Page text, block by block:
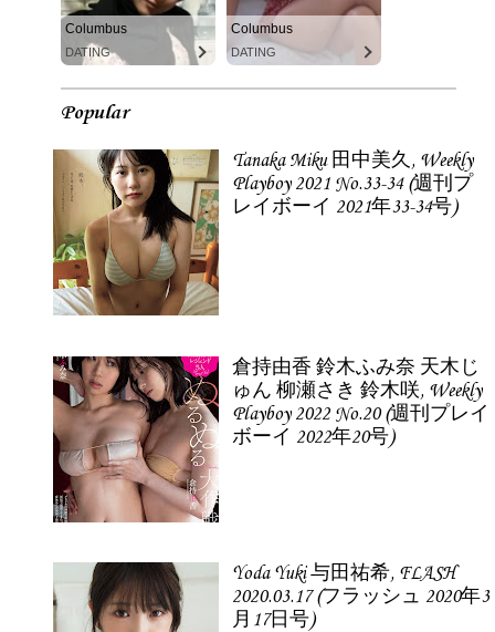
Columbus
DATING
Columbus
DATING
Popular
Tanaka Miku 田中美久, Weekly
Playboy 2021 No.33-34 (週刊プ
レイボーイ 2021年33-34号)
倉持由香 鈴木ふみ奈 天木じ
ゅん 柳瀬さき 鈴木咲, Weekly
Playboy 2022 No.20 (週刊プレイ
ボーイ 2022年20号)
Yoda Yuki 与田祐希, FLASH
2020.03.17 (フラッシュ 2020年3
月17日号)